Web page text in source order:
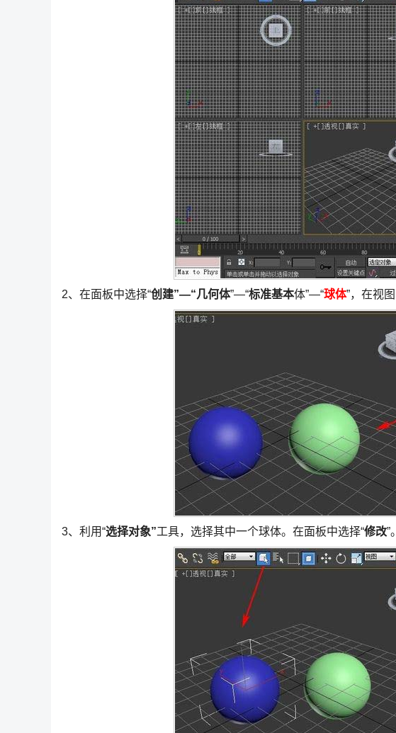
2、在面板中选择“创建”—“几何体”—“标准基本体”—“球体”，在视
3、利用“选择对象”工具，选择其中一个球体。在面板中选择“修改”。